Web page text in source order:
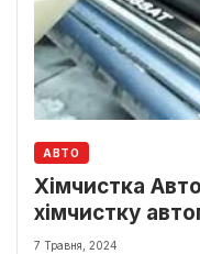
АВТО
Хімчистка
хімчистку
7 Травня, 2024